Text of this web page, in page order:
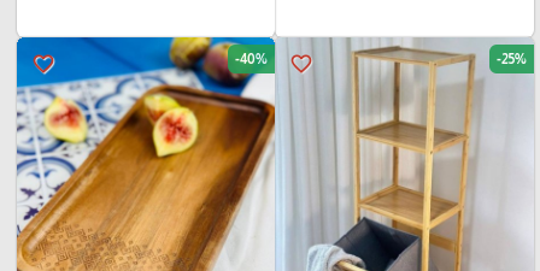
favorite_border -25%
favorite_border -40%